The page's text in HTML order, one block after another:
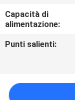
CASI
MAPPA
SITO
Capacità di
alimentazione:
Punti salienti: